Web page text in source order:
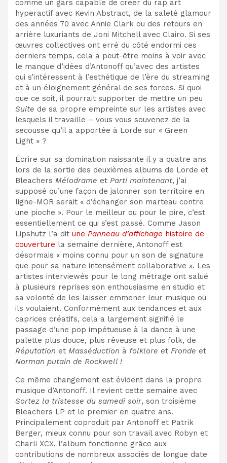
comme un gars capable de créer du rap art
hyperactif avec Kevin Abstract, de la saleté glamour
des années 70 avec Annie Clark ou des retours en
arrière luxuriants de Joni Mitchell avec Clairo. Si ses
œuvres collectives ont erré du côté endormi ces
derniers temps, cela a peut-être moins à voir avec
le manque d’idées d’Antonoff qu’avec des artistes
qui s’intéressent à l’esthétique de l’ère du streaming
et à un éloignement général de ses forces. Si quoi
que ce soit, il pourrait supporter de mettre un peu
Suite de sa propre empreinte sur les artistes avec
lesquels il travaille – vous vous souvenez de la
secousse qu’il a apportée à Lorde sur « Green
Light » ?
Écrire sur sa domination naissante il y a quatre ans
lors de la sortie des deuxièmes albums de Lorde et
Bleachers Mélodrame et Parti maintenant, j’ai
supposé qu’une façon de jalonner son territoire en
ligne-MOR serait « d’échanger son marteau contre
une pioche ». Pour le meilleur ou pour le pire, c’est
essentiellement ce qui s’est passé. Comme Jason
Lipshutz l’a dit une Panneau d’affichage histoire de
couverture la semaine dernière, Antonoff est
désormais « moins connu pour un son de signature
que pour sa nature intensément collaborative ». Les
artistes interviewés pour le long métrage ont salué
à plusieurs reprises son enthousiasme en studio et
sa volonté de les laisser emmener leur musique où
ils voulaient. Conformément aux tendances et aux
caprices créatifs, cela a largement signifié le
passage d’une pop impétueuse à la dance à une
palette plus douce, plus rêveuse et plus folk, de
Réputation et Masséduction à folklore et Fronde et
Norman putain de Rockwell !
Ce même changement est évident dans la propre
musique d’Antonoff. Il revient cette semaine avec
Sortez la tristesse du samedi soir, son troisième
Bleachers LP et le premier en quatre ans.
Principalement coproduit par Antonoff et Patrik
Berger, mieux connu pour son travail avec Robyn et
Charli XCX, l’album fonctionne grâce aux
contributions de nombreux associés de longue date